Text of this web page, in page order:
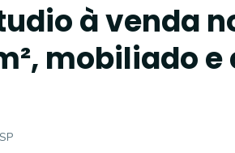
à venda
mobiliado e